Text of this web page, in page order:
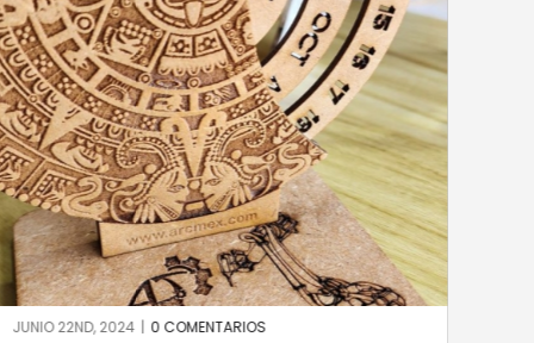
JUNIO 22ND, 2024 | 0 COMENTARIOS